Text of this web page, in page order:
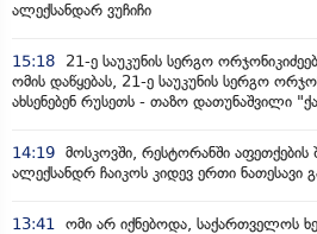
ალექსანდარ ვუჩიჩი
15:18
21-ე საუკუნის სერგო
ომის დაწყებას, 21-ე საუკუნის სერგო
ახსენებენ რუსეთს - თაზო დათუნაშვილი
14:19 მოსკოვში, რესტორანში
ალექსანდრ ჩაიკოს კიდევ ერთი ნათესავი
13:41 ომი არ იქნებოდა, საქართველოს